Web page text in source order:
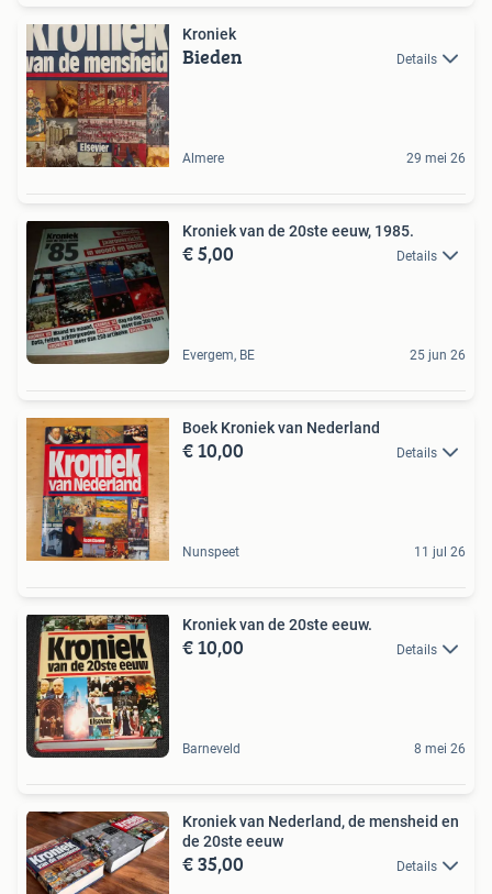
Kroniek
Bieden Details
Almere 29 mei 26
Kroniek van de 20ste eeuw, 1985.
€ 5,00 Details
Evergem, BE 25 jun 26
Boek Kroniek van Nederland
€ 10,00 Details
Nunspeet 11 jul 26
Kroniek van de 20ste eeuw.
€ 10,00 Details
Barneveld 8 mei 26
Kroniek van Nederland, de mensheid en
de 20ste eeuw
€ 35,00 Details